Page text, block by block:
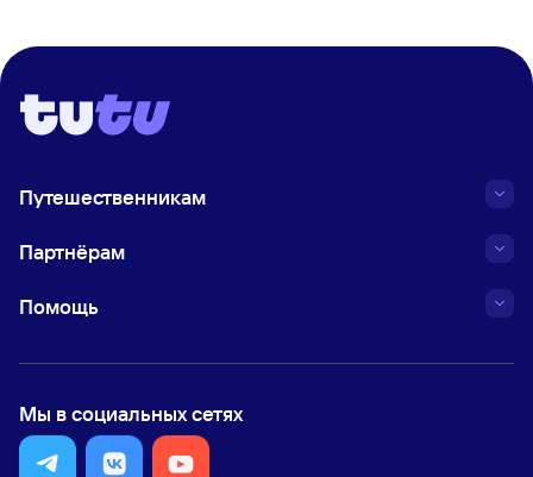
Путешественникам
Партнёрам
Помощь
Мы в социальных сетях